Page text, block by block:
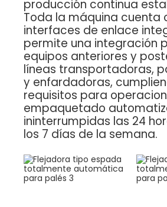
producción continua
Toda la máquina cuenta
interfaces de enlace
permite una integración
equipos anteriores y
líneas transportadoras,
y enfardadoras,
requisitos para
empaquetado
ininterrumpidas las 24
los 7 días de la semana.